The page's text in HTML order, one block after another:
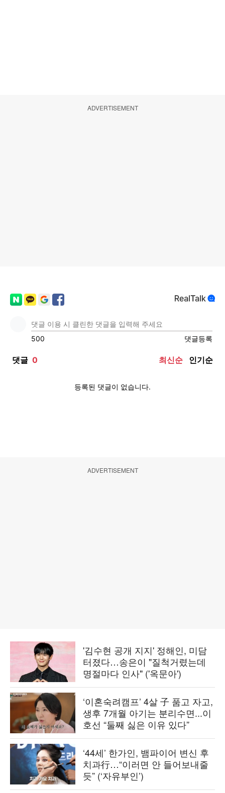
ADVERTISEMENT
ADVERTISEMENT
'김수현 공개 지지' 정해인, 미담
터졌다…송은이 "질척거렸는데
명절마다 인사" ('옥문아')
‘이혼숙려캠프’ 4살 子 품고 자고,
생후 7개월 아기는 분리수면...이
호선 “둘째 싫은 이유 있다”
‘44세’ 한가인, 뱀파이어 변신 후
치과行…“이러면 안 들어보내줄
듯” (‘자유부인’)